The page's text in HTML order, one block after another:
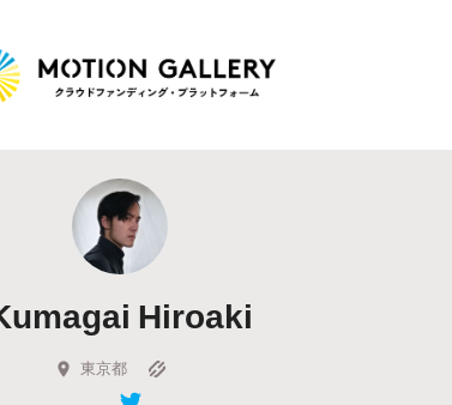
Highlight
新着プロジェクト
Feature
キュレーターから探す
Hiroaki
東京都